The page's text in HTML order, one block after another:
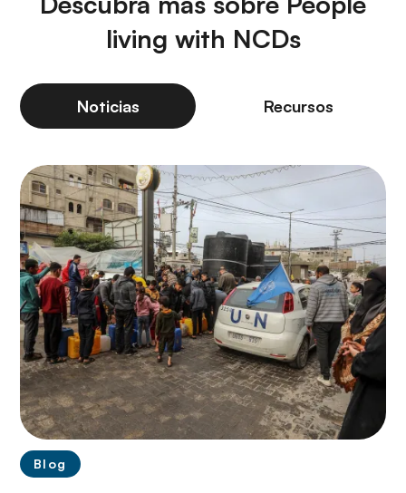
living with NCDs
Noticias
Blog
Recursos